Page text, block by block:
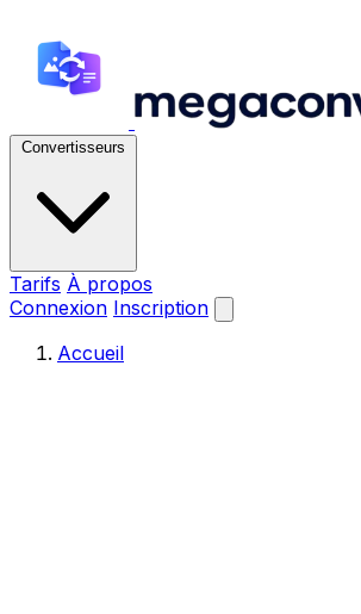
Convertisseurs
Tarifs À propos
Connexion Inscription
Accueil